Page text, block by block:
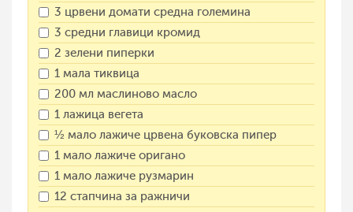
3 црвени домати средна големина
3 средни главици кромид
2 зелени пиперки
1 мала тиквица
200 мл маслиново масло
1 лажица вегета
½ мало лажиче црвена буковска пипер
1 мало лажиче оригано
1 мало лажиче рузмарин
12 стапчина за ражничи